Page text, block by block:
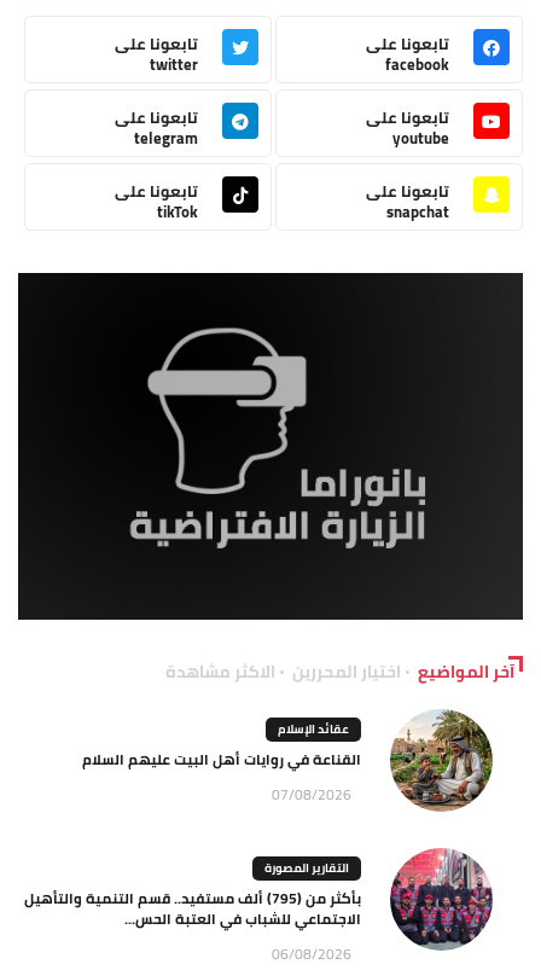
تابعونا على
facebook
تابعونا على
twitter
تابعونا على
youtube
تابعونا على
telegram
تابعونا على
snapchat
تابعونا على
tikTok
آخر المواضيع اختيار المحررين الاكثر مشاهدة
عقائد الإسلام
القناعة في روايات أهل البيت عليهم السلام
07/08/2026
التقارير المصورة
بأكثر من (795) ألف مستفيد.. قسم التنمية والتأهيل
الاجتماعي للشباب في العتبة الحس...
06/08/2026